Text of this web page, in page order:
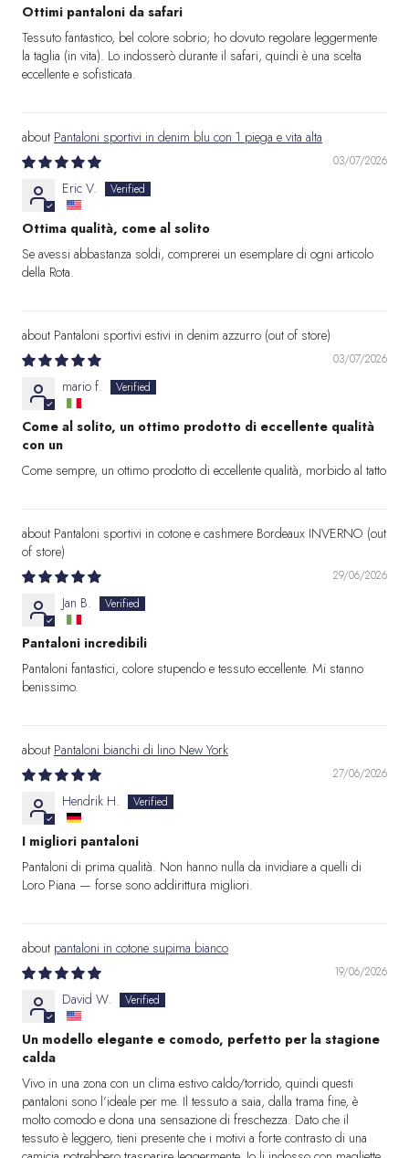
Ottimi pantaloni da safari
Tessuto fantastico, bel colore sobrio; ho dovuto regolare leggermente
la taglia (in vita). Lo indosserò durante il safari, quindi è una scelta
eccellente e sofisticata.
Pantaloni sportivi in denim blu con 1 piega e vita alta
03/07/2026
Eric V.
Ottima qualità, come al solito
Se avessi abbastanza soldi, comprerei un esemplare di ogni articolo
della Rota.
Pantaloni sportivi estivi in denim azzurro
03/07/2026
mario f.
Come al solito, un ottimo prodotto di eccellente qualità
con un
Come sempre, un ottimo prodotto di eccellente qualità, morbido al tatto
Pantaloni sportivi in cotone e cashmere Bordeaux INVERNO
29/06/2026
Jan B.
Pantaloni incredibili
Pantaloni fantastici, colore stupendo e tessuto eccellente. Mi stanno
benissimo.
Pantaloni bianchi di lino New York
27/06/2026
Hendrik H.
I migliori pantaloni
Pantaloni di prima qualità. Non hanno nulla da invidiare a quelli di
Loro Piana — forse sono addirittura migliori.
pantaloni in cotone supima bianco
19/06/2026
David W.
Un modello elegante e comodo, perfetto per la stagione
calda
Vivo in una zona con un clima estivo caldo/torrido, quindi questi
pantaloni sono l’ideale per me. Il tessuto a saia, dalla trama fine, è
molto comodo e dona una sensazione di freschezza. Dato che il
tessuto è leggero, tieni presente che i motivi a forte contrasto di una